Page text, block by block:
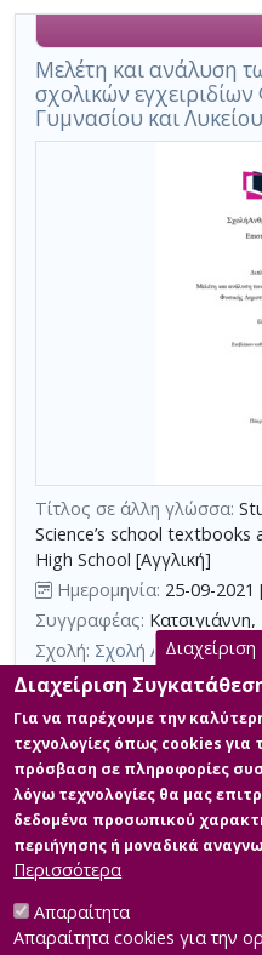
αποτέλεσμα
,
σύνολο
σελίδων
επιπλέον
κριτηρίων
αναζήτησης
τα
αποτελέσματα
αναζήτησης:
Μελέτη και ανάλυση
σχολικών
Γυμνασίου και Λυκείου
Τίτλος σε άλλη γλώσσα:
Science’s school textbooks
High School [Αγγλική]
Ημερομηνία: 25-09-2021
Συγγραφέας: Κατσιγιάννη,
Σχολή: Σχολή
Τμήμα: Επιστήμες της
Περίληψη (Abstract):
Ένα πολύ
των Φυσικών Επιστημών είναι
οποίων γίνεται προσπάθεια
καλύτερα διάφορες έννοιες
διπλωματική αυτή εργασία
μελετήσει τις αναλογίες που
Φυσικής, της Ε΄ και της Στ΄
Λυκείου. Μελετήθηκ...
Διαχείριση
Για να παρέχουμε την
τεχνολογίες όπως cookies
πρόσβαση σε πληροφορίες
λόγω τεχνολογίες θα μας
δεδομένα προσωπικού
περιήγησης ή μοναδικά
Περισσότερα
Απαραίτητα
Απαραίτητα cookies για την